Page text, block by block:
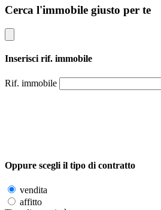
Cerca l'immobile giusto per te
Inserisci rif. immobile
Rif. immobile
Oppure scegli il tipo di contratto
vendita
affitto